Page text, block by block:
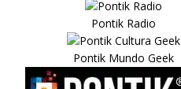
Pontik Radio
Pontik Mundo Geek